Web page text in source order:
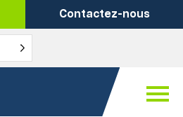
Contactez-nous